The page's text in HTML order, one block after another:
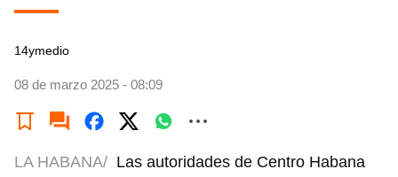
14ymedio
08 de marzo 2025 - 08:09
LA HABANA/ Las autoridades de Centro Habana